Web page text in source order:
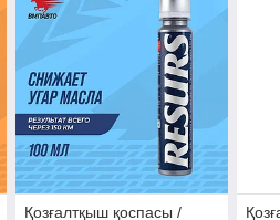
Қозғалтқыш қоспасы /